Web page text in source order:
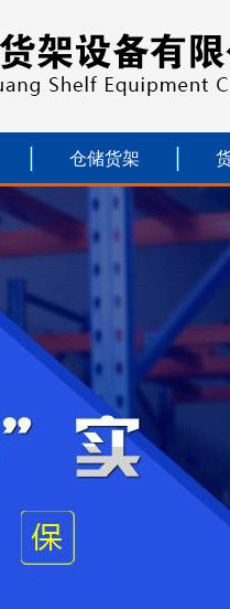
仓储货架